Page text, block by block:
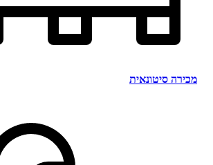
מכירה סיטונאית